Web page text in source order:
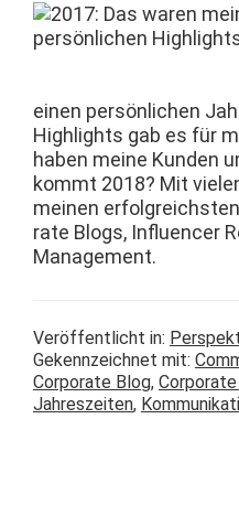
einen per­sön­lichen
High­lights gab es für
haben meine Kun­den
kommt 2018? Mit
meinen
rate Blogs, Influ­encer
Management.
Veröffentlicht in:
Gekennzeichnet mit:
Corporate Blog,
Jahreszeiten,